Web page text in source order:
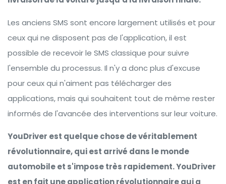
Les anciens SMS sont encore largement utilisés et pour
ceux qui ne disposent pas de l'application, il est
possible de recevoir le SMS classique pour suivre
l'ensemble du processus. Il n'y a donc plus d'excuse
pour ceux qui n'aiment pas télécharger des
applications, mais qui souhaitent tout de même rester
informés de l'avancée des interventions sur leur voiture.
YouDriver est quelque chose de véritablement
révolutionnaire, qui est arrivé dans le monde
automobile et s'impose très rapidement. YouDriver
est en fait une application révolutionnaire qui a